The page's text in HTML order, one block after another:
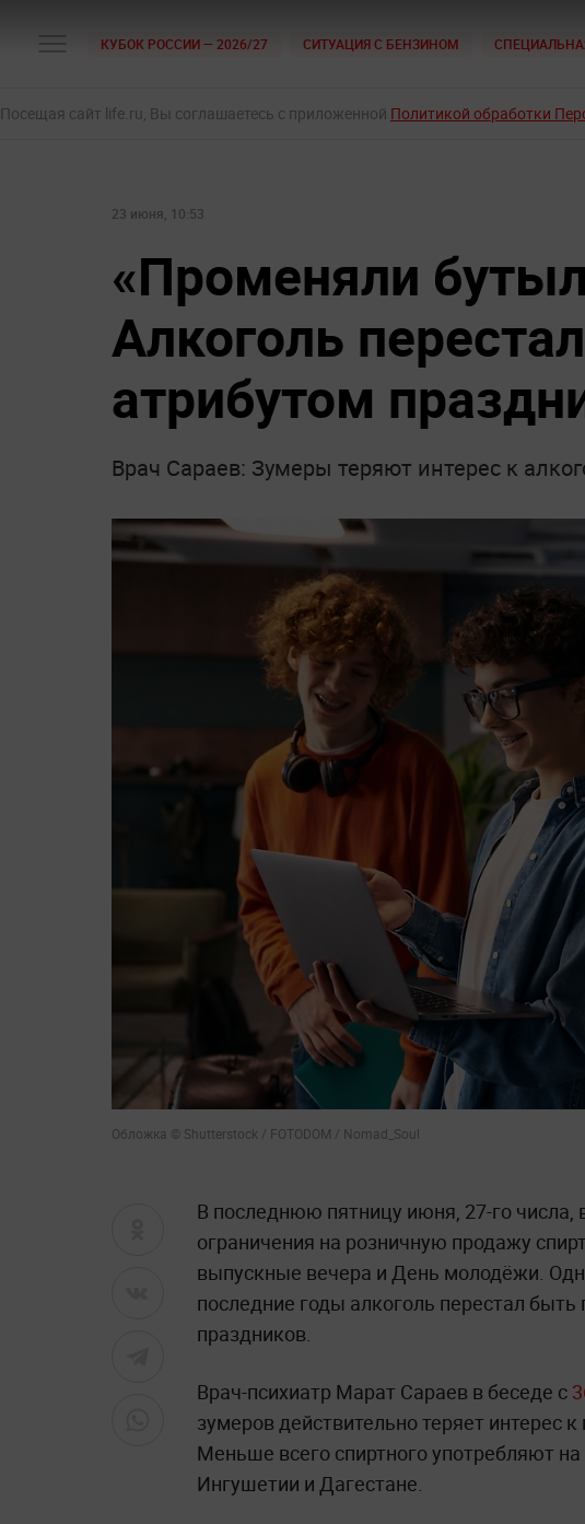
КУБОК РОССИИ — 2026/27 СИТУАЦИЯ С БЕНЗИНОМ
Посещая сайт life.ru, Вы соглашаетесь с приложенной Политикой обработки
23 июня, 10:53
«Променяли
Алкоголь
атрибутом
Врач Сараев: Зумеры теряют интерес к
Обложка © Shutterstock / FOTODOM / Nomad_Soul
В последнюю пятницу июня, 27-го числа,
ограничения на розничную продажу
выпускные вечера и День молодёжи.
последние годы алкоголь перестал
праздников.
Врач-психиатр Марат Сараев в беседе с
зумеров действительно теряет интерес
Меньше всего спиртного употребляют
Ингушетии и Дагестане.